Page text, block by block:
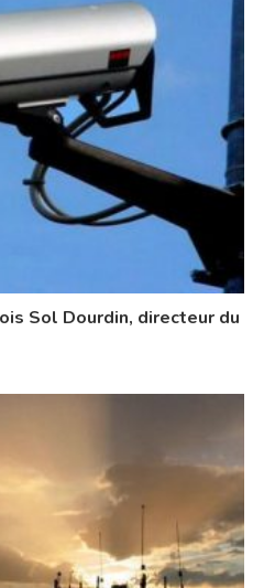
Sol Dourdin, directeur du